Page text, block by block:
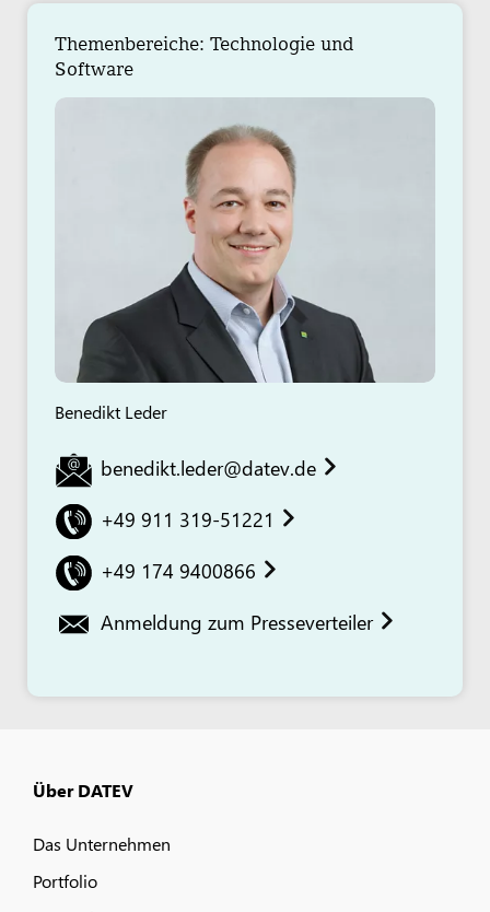
Themenbereiche: Technologie und
Software
Benedikt Leder
benedikt.leder@datev.de
+49 911 319-51221
+49 174 9400866
Anmeldung zum Presseverteiler
Über DATEV
Das Unternehmen
Portfolio